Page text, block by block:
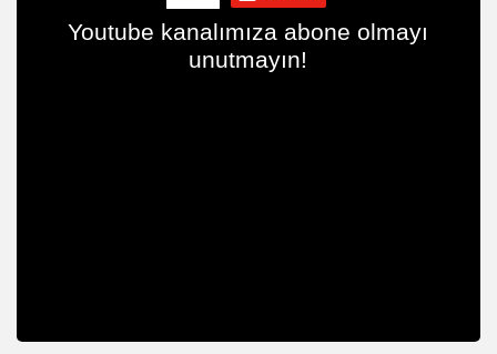
Youtube kanalımıza abone olmayı
unutmayın!